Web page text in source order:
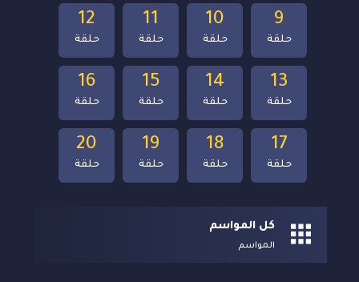
20
حلقة
19
حلقة
18
حلقة
17
حلقة
16
حلقة
15
حلقة
14
حلقة
13
حلقة
12
حلقة
11
حلقة
10
حلقة
9
حلقة
كل المواسم
المواسم